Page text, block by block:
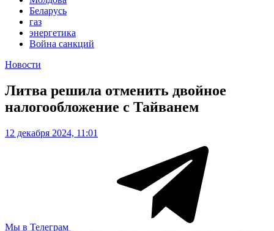
Беларусь
газ
энергетика
Война санкций
Новости
Литва решила отменить двойное
налогообложение с Тайванем
12 декабря 2024, 11:01
Мы в Телеграм